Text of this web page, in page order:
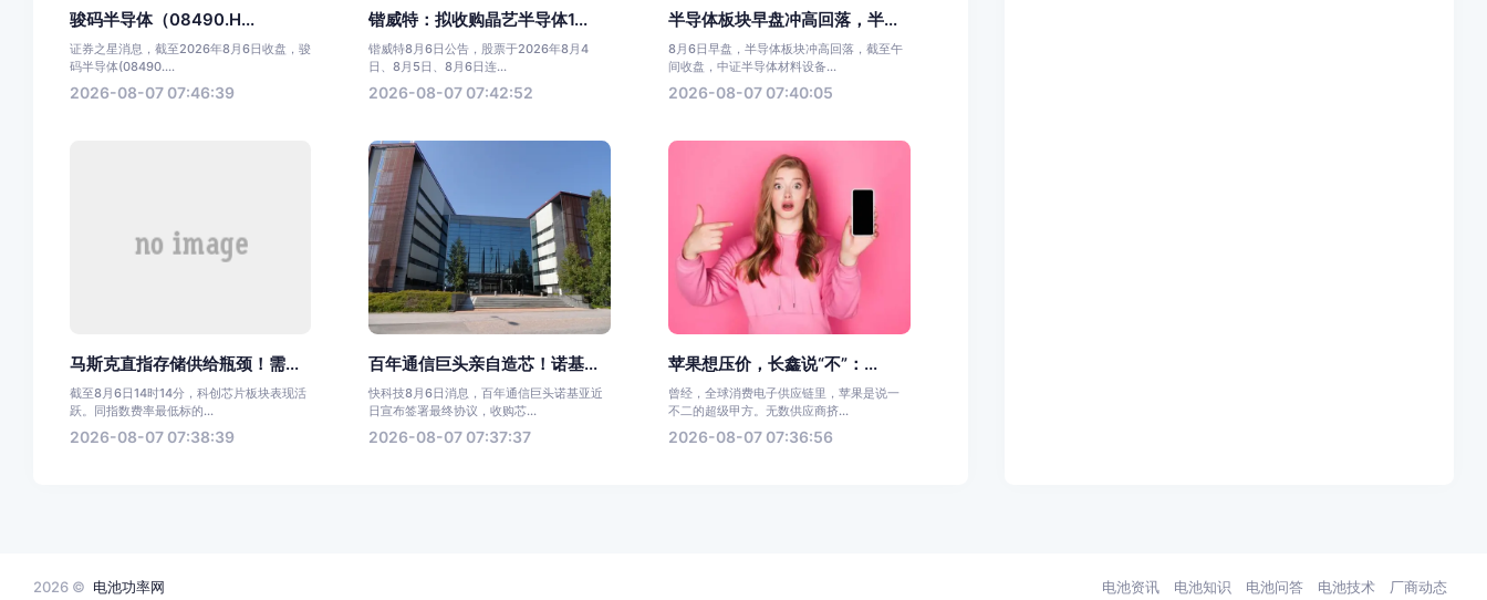
骏码半导体（08490.H...
证券之星消息，截至2026年8月6日收盘，骏
码半导体(08490....
2026-08-07 07:46:39
锴威特：拟收购晶艺半导体1...
锴威特8月6日公告，股票于2026年8月4
日、8月5日、8月6日连...
2026-08-07 07:42:52
半导体板块早盘冲高回落，半...
8月6日早盘，半导体板块冲高回落，截至午
间收盘，中证半导体材料设备...
2026-08-07 07:40:05
马斯克直指存储供给瓶颈！需...
截至8月6日14时14分，科创芯片板块表现活
跃。同指数费率最低标的...
2026-08-07 07:38:39
百年通信巨头亲自造芯！诺基...
快科技8月6日消息，百年通信巨头诺基亚近
日宣布签署最终协议，收购芯...
2026-08-07 07:37:37
苹果想压价，长鑫说“不”：...
曾经，全球消费电子供应链里，苹果是说一
不二的超级甲方。无数供应商挤...
2026-08-07 07:36:56
2026 © 电池功率网 电池资讯 电池知识 电池问答 电池技术 厂商动态